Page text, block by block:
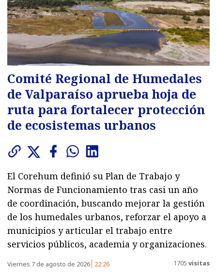
Comité Regional de Humedales
de Valparaíso aprueba hoja de
ruta para fortalecer protección
de ecosistemas urbanos
El Corehum definió su Plan de Trabajo y
Normas de Funcionamiento tras casi un año
de coordinación, buscando mejorar la gestión
de los humedales urbanos, reforzar el apoyo a
municipios y articular el trabajo entre
servicios públicos, academia y organizaciones.
Viernes 7 de agosto de 2026 22:26 1705 visitas